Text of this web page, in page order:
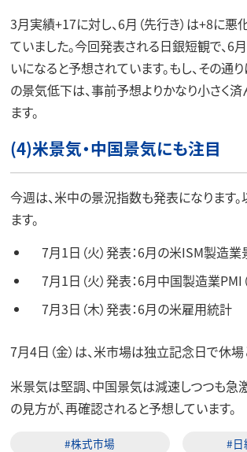
3月実績+17に対し、6月（先行き）は+8に悪
ていました。今回発表される日銀短観で、6月
いになると予想されています。もし、その通
の景気低下は、事前予想よりかなり小さく
ます。
(4)米景気・中国景気にも注目
今週は、米中の景況指数も発表になります
ます。
7月1日（火）発表：6月の米ISM製造
7月1日（火）発表：6月中国製造業PMI
7月3日（木）発表：6月の米雇用統計
7月4日（金）は、米市場は独立記念日で休場
米景気は堅調、中国景気は減速しつつも急
の見方が、再確認されると予想しています。
#株式市場 #日